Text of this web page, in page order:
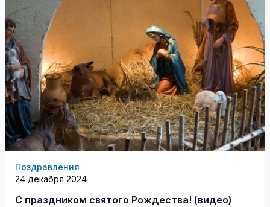
Поздравления
24 декабря 2024
С праздником святого Рождества! (видео)